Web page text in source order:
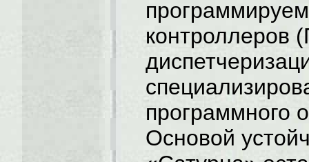
контроллеров
программного
Основой